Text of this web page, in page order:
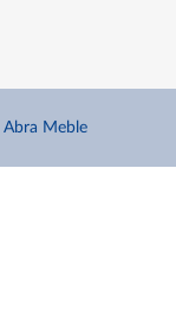
Abra Meble